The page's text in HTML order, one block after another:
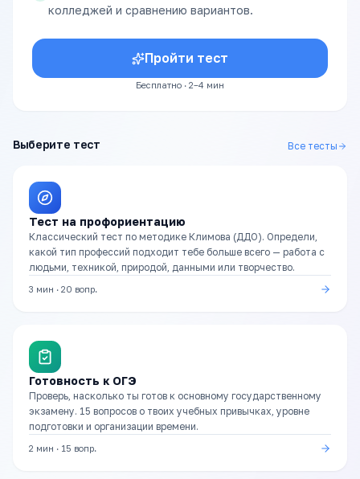
колледжей и сравнению вариантов.
Пройти тест
Бесплатно · 2–4 мин
Выберите тест Все тесты
Тест на профориентацию
Классический тест по методике Климова (ДДО). Определи,
какой тип профессий подходит тебе больше всего — работа с
людьми, техникой, природой, данными или творчество.
3 мин · 20 вопр.
Готовность к ОГЭ
Проверь, насколько ты готов к основному государственному
экзамену. 15 вопросов о твоих учебных привычках, уровне
подготовки и организации времени.
2 мин · 15 вопр.